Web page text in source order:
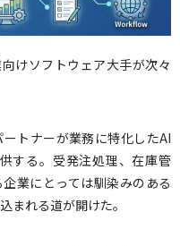
けソフトウェア大手が次々
トナーが業務に特化したAI
する。受発注処理、在庫管
業にとっては馴染みのある
まれる道が開けた。